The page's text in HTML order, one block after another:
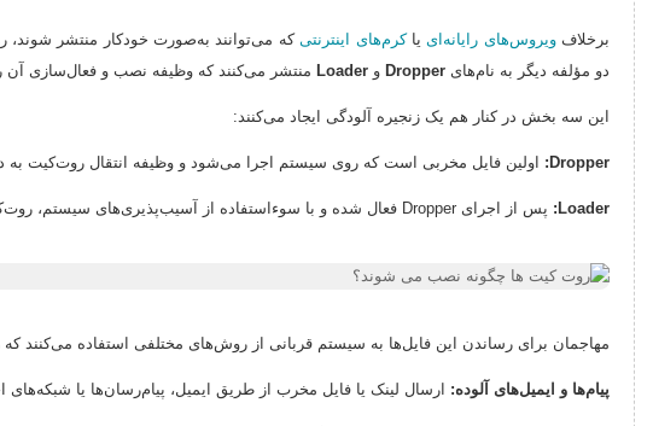
برخلافویروس‌های رایانه‌اییاکرم‌های اینترنتیکه می‌توانند به‌صورت خودکار منتشر شوند،
دو مؤلفه دیگر به نام‌های Dropper و Loader منتشر می‌کنند که وظیفه نصب و فعال‌سازی آن
این سه بخش در کنار هم یک زنجیره آلودگی ایجاد می‌کنند:
Dropper: اولین فایل مخربی است که روی سیستم اجرا می‌شود و وظیفه انتقال روت‌کیت به
Loader: پس از اجرای Dropper فعال شده و با سوءاستفاده از آسیب‌پذیری‌های سیستم، روت‌کیت را در بخش‌های عمیق سیستم‌عامل نصب می‌کند.
مهاجمان برای رساندن این فایل‌ها به سیستم قربانی از روش‌های مختلفی استفاده می‌کنند که
پیام‌ها و ایمیل‌های آلوده: ارسال لینک یا فایل مخرب از طریق ایمیل، پیام‌رسان‌ها یا